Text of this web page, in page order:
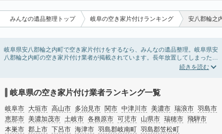
みんなの遺品整理トップ 岐阜の空き家片付けランキング 安八郡輪之
岐阜県安八郡輪之内町で空き家片付けをするなら、みんなの遺品整理。岐阜県安
八郡輪之内町の空き家片付け業者が掲載されています。長年放置してしまった実
家の片付けや、相続したが住む予定のない親の家の不用品の処分・回収・引き取
絞り込み条件を利用し検索してみましょう。
また家一軒まるごとの掃除方法・空家対策特別措置法の法改正に伴う空き家の片
付けについての情報も豊富です。
岐阜県の空き家片付け業者ランキング一覧
岐阜市 大垣市 高山市 多治見市 関市 中津川市 美濃市 瑞浪市 羽島市
恵那市 美濃加茂市 土岐市 各務原市 可児市 山県市 瑞穂市 飛騨市
本巣市 郡上市 下呂市 海津市 羽島郡岐南町 羽島郡笠松町